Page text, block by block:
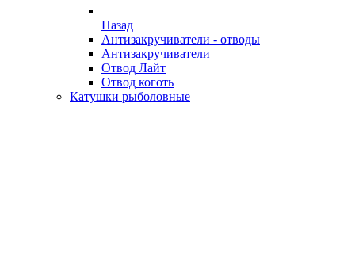
Назад
Антизакручиватели - отводы
Антизакручиватели
Отвод Лайт
Отвод коготь
Катушки рыболовные